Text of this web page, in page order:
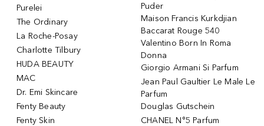
Purelei
The Ordinary
La Roche-Posay
Charlotte Tilbury
HUDA BEAUTY
MAC
Dr. Emi Skincare
Fenty Beauty
Fenty Skin
Puder
Maison Francis Kurkdjian
Baccarat Rouge 540
Valentino Born In Roma
Donna
Giorgio Armani Si Parfum
Jean Paul Gaultier Le Male Le
Parfum
Douglas Gutschein
CHANEL N°5 Parfum